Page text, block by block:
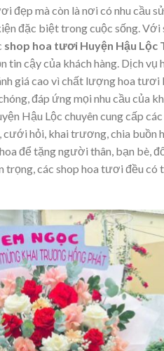
đẹp mà còn là nơi có nhu cầu
đặc biệt trong cuộc sống.
shop hoa tươi Huyện Hậu Lộc
tin cậy của khách hàng. Dịch
giá cao vì chất lượng hoa tươi
đáp ứng mọi nhu cầu của
Hậu Lộc chuyên cung cấp
cưới hỏi, khai trương, chia buồn
để tặng người thân, bạn bè,
trọng, các shop hoa tươi đều có